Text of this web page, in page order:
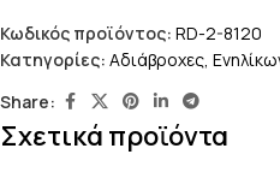
Κωδικός προϊόντος: RD-2-8120
Κατηγορίες: Αδιάβροχες,
Share:
Σχετικά προϊόντα